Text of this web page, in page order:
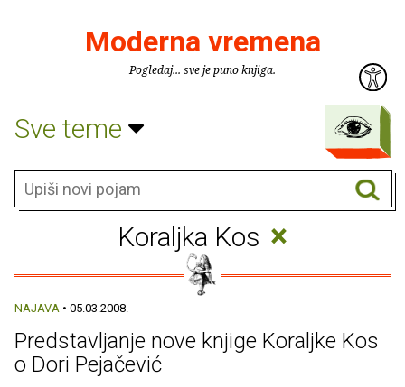
Moderna vremena
Pogledaj... sve je puno knjiga.
Sve teme
Koraljka Kos ×
NAJAVA • 05.03.2008.
Predstavljanje nove knjige Koraljke Kos
o Dori Pejačević